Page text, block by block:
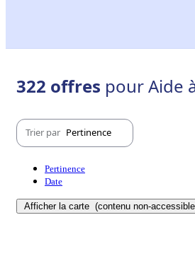
322 offres pour Aide
Trier par Pertinence
Pertinence
Date
Afficher la carte (contenu non-